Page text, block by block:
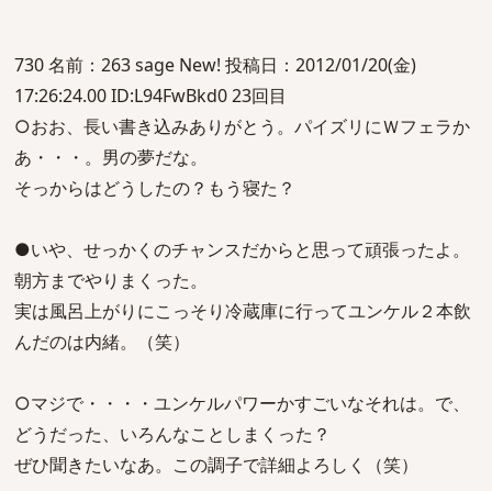
730 名前：263 sage New! 投稿日：2012/01/20(金)
17:26:24.00 ID:L94FwBkd0 23回目
○おお、長い書き込みありがとう。パイズリにＷフェラか
あ・・・。男の夢だな。
そっからはどうしたの？もう寝た？
●いや、せっかくのチャンスだからと思って頑張ったよ。
朝方までやりまくった。
実は風呂上がりにこっそり冷蔵庫に行ってユンケル２本飲
んだのは内緒。（笑）
○マジで・・・・ユンケルパワーかすごいなそれは。で、
どうだった、いろんなことしまくった？
ぜひ聞きたいなあ。この調子で詳細よろしく（笑）